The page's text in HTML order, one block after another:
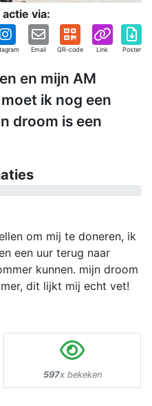
via:
Email QR-code Link Poster
en mijn AM
ik nog een
droom is een
om mij te doneren, ik
een uur terug naar
kunnen. mijn droom
dit lijkt mij echt vet!
597x bekeken